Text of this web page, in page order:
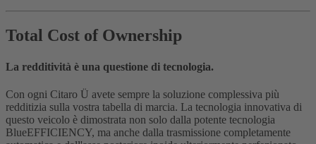
Total Cost of Ownership
La redditività è una questione di tecnologia.
Con ogni Citaro Ü avete sempre la soluzione complessiva più
redditizia sulla vostra tabella di marcia. La tecnologia innovativa di
questo veicolo è dimostrata non solo dalla potente tecnologia
BlueEFFICIENCY, ma anche dalla trasmissione completamente